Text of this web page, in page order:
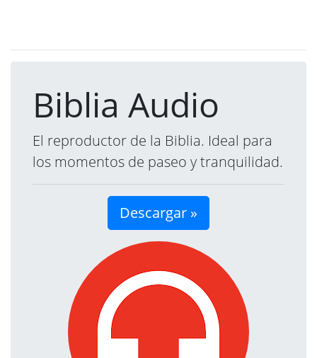
Biblia Audio
El reproductor de la Biblia. Ideal para
los momentos de paseo y tranquilidad.
Descargar »